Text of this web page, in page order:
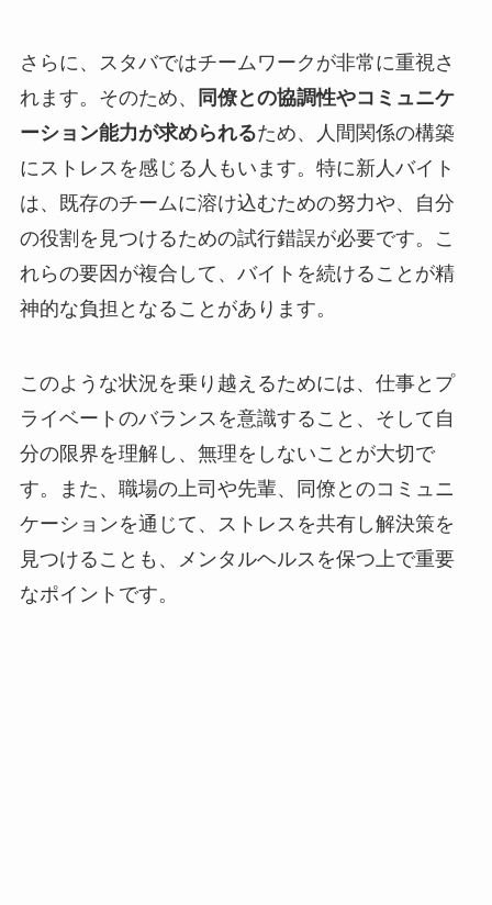
さらに、スタバではチームワークが非常に重視さ
れます。そのため、
同僚との協調性やコミュニケ
ーション能力が求められるため、人間関係の構築
にストレスを感じる人もいます。特に新人バイト
は、既存のチームに溶け込むための努力や、自分
の役割を見つけるための試行錯誤が必要です。こ
れらの要因が複合して、バイトを続けることが精
神的な負担となることがあります。
このような状況を乗り越えるためには、仕事とプ
ライベートのバランスを意識すること、そして自
分の限界を理解し、無理をしないことが大切で
す。また、職場の上司や先輩、同僚とのコミュニ
ケーションを通じて、ストレスを共有し解決策を
見つけることも、メンタルヘルスを保つ上で重要
なポイントです。